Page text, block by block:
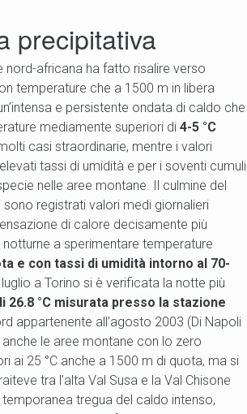
precipitativa
nord-africana ha fatto risalire verso
temperature che a 1500 m in libera
e persistente ondata di caldo che
mediamente superiori di 4-5 °C
casi straordinarie, mentre i valori
tassi di umidità e per i soventi cumuli
nelle aree montane. Il culmine del
sono registrati valori medi giornalieri
di calore decisamente più
a sperimentare temperature
e con tassi di umidità intorno al 70-
a Torino si è verificata la notte più
26.8 °C misurata presso la stazione
appartenente all’agosto 2003 (Di Napoli
le aree montane con lo zero
ai 25 °C anche a 1500 m di quota, ma si
tra l’alta Val Susa e la Val Chisone
tregua del caldo intenso,